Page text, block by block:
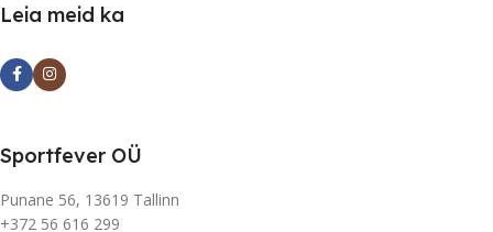
Leia meid ka
Sportfever OÜ
Punane 56, 13619 Tallinn
+372 56 616 299